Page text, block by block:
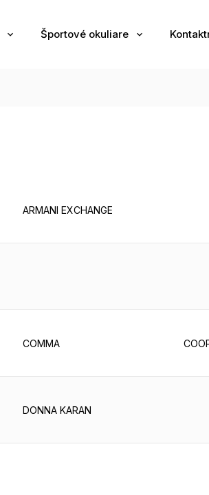
Športové okuliare
ARMANI EXCHANGE
COMMA
DONNA KARAN